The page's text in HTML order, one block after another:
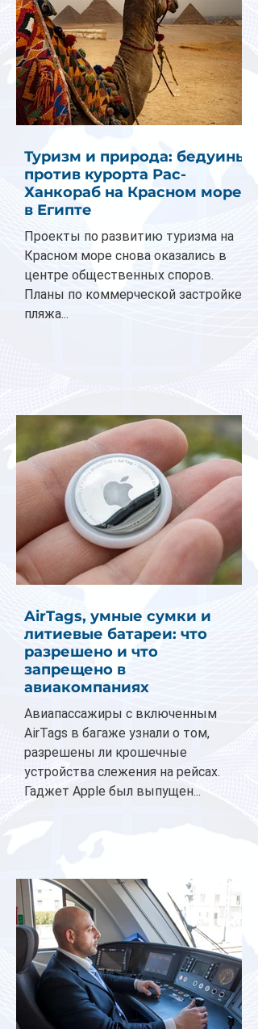
Туризм и природа: бедуины
против курорта Рас-
Ханкораб на Красном море
в Египте
Проекты по развитию туризма на
Красном море снова оказались в
центре общественных споров.
Планы по коммерческой застройке
пляжа...
AirTags, умные сумки и
литиевые батареи: что
разрешено и что
запрещено в
авиакомпаниях
Авиапассажиры с включенным
AirTags в багаже узнали о том,
разрешены ли крошечные
устройства слежения на рейсах.
Гаджет Apple был выпущен...